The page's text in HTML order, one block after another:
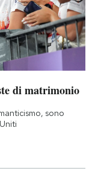
di matrimonio
sono